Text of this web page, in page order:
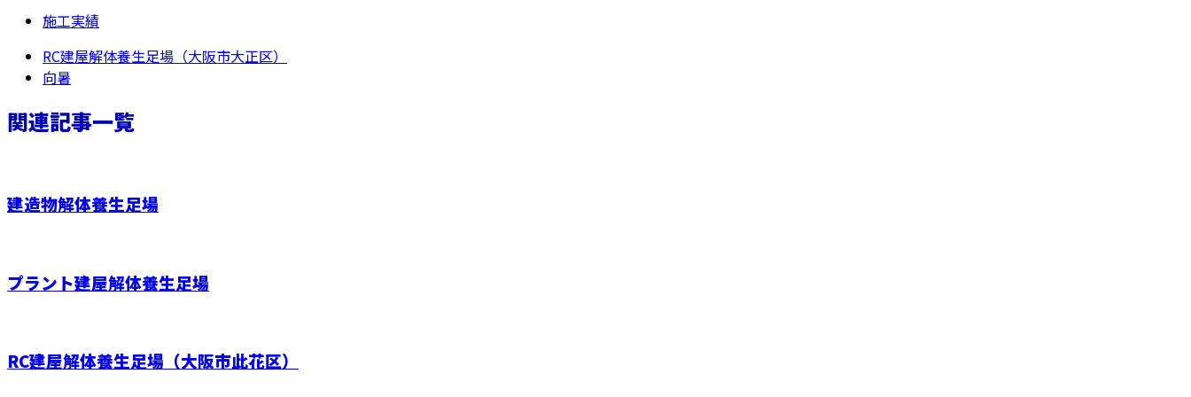
施工実績
RC建屋解体養生足場（大阪市大正区）
向暑
関連記事一覧
建造物解体養生足場
プラント建屋解体養生足場
RC建屋解体養生足場（大阪市此花区）